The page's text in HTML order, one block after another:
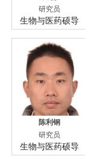
研究员
生物与医药硕导
陈利钢
研究员
生物与医药硕导